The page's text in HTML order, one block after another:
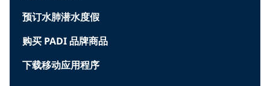
预订水肺潜水度假
购买 PADI 品牌商品
下载移动应用程序